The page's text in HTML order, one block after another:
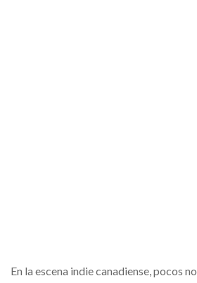
En la escena indie canadiense, pocos